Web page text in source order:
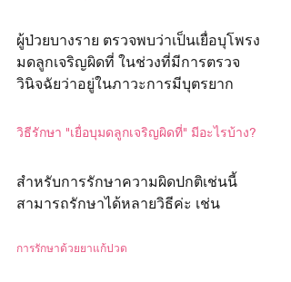
ผู้ป่วยบางราย ตรวจพบว่าเป็นเยื่อบุโพรง
มดลูกเจริญผิดที่ ในช่วงที่มีการตรวจ
วินิจฉัยว่าอยู่ในภาวะการมีบุตรยาก
วิธีรักษา "เยื่อบุมดลูกเจริญผิดที่" มีอะไรบ้าง?
สำหรับการรักษาความผิดปกติเช่นนี้
สามารถรักษาได้หลายวิธีค่ะ เช่น
การรักษาด้วยยาแก้ปวด